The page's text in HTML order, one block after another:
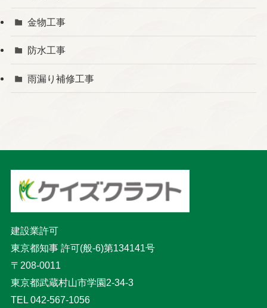
金物工事
防水工事
雨漏り補修工事
建設業許可
東京都知事 許可(般-6)第134141号
〒208-0011
東京都武蔵村山市学園2-34-3
TEL 042-567-1056